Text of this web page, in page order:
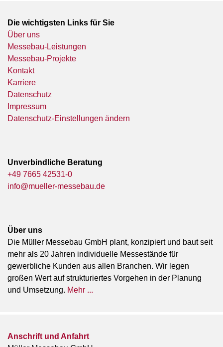
Die wichtigsten Links für Sie
Über uns
Messebau-Leistungen
Messebau-Projekte
Kontakt
Karriere
Datenschutz
Impressum
Datenschutz-Einstellungen ändern
Unverbindliche Beratung
+49 7665 42531-0
info@mueller-messebau.de
Über uns
Die Müller Messebau GmbH plant, konzipiert und baut seit
mehr als 20 Jahren individuelle Messestände für
gewerbliche Kunden aus allen Branchen. Wir legen
großen Wert auf strukturiertes Vorgehen in der Planung
und Umsetzung. Mehr ...
Anschrift und Anfahrt